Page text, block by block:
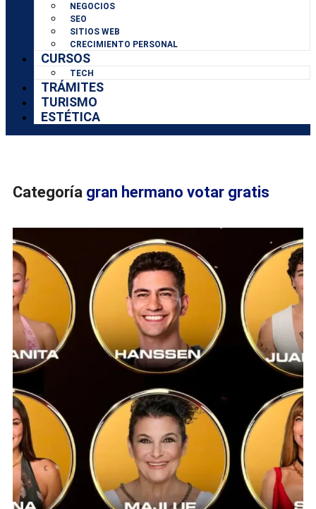
NEGOCIOS
SEO
SITIOS WEB
CRECIMIENTO PERSONAL
CURSOS
TECH
TRÁMITES
TURISMO
ESTÉTICA
Categoría gran hermano votar gratis